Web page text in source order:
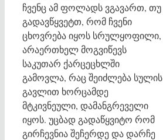
ჩვენც ამ ფოლადს ვგავართ, თუ
გადავწყვეტთ, რომ ჩვენი
ცხოვრება იყოს სრულყოფილი,
არაერთხელ მოგვიწევს
საკუთარ ქარცეცხლში
გამოვლა, რაც შეიძლება სულის
გავლით ხორცამდე
მტკივნეული, დამანგრეველი
იყოს. უცბად გადაწყვიტო რომ
გირჩევნია შეჩერდე და დარჩე